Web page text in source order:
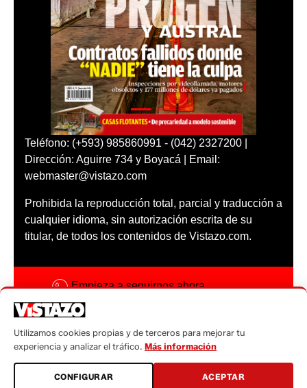
Teléfono: (+593) 985860991 - (042) 2327200 |
Dirección: Aguirre 734 y Boyacá | Email:
webmaster@vistazo.com
Prohibida la reproducción total, parcial y traducción a
cualquier idioma, sin autorización escrita de su
titular, de todos los contenidos de Vistazo.com.
Empieza a seguirnos ahora
Código ética
Sugerencias a:
sugerencias@vistazo.com
Utilizamos cookies propias y de terceros para mejorar tu
experiencia y analizar el tráfico. Más información
CONFIGURAR ACEPTAR